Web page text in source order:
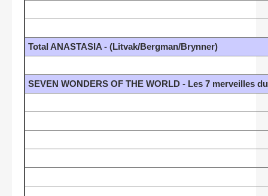
Total ANASTASIA - (Litvak/Bergman/Brynner)
SEVEN WONDERS OF THE WORLD - Les 7 merveilles